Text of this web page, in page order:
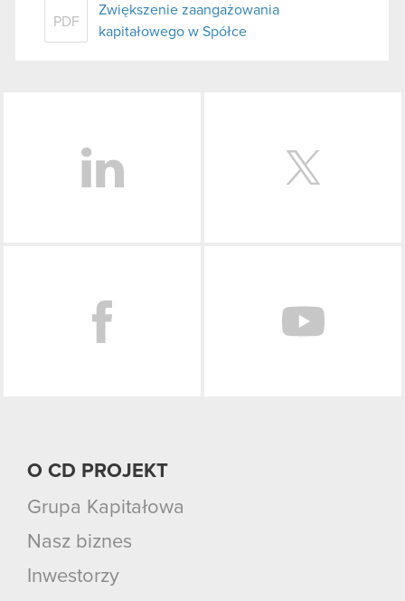
PDF
Zwiększenie zaangażowania
kapitałowego w Spółce
O CD PROJEKT
Grupa Kapitałowa
Nasz biznes
Inwestorzy